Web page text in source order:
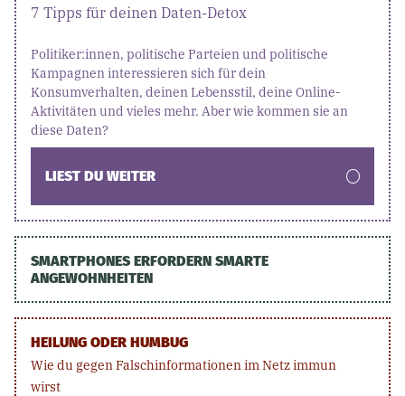
7 Tipps für deinen Daten-Detox
Politiker:innen, politische Parteien und politische
Kampagnen interessieren sich für dein
Konsumverhalten, deinen Lebensstil, deine Online-
Aktivitäten und vieles mehr. Aber wie kommen sie an
diese Daten?
LIEST DU WEITER
SMARTPHONES ERFORDERN SMARTE
ANGEWOHNHEITEN
HEILUNG ODER HUMBUG
Wie du gegen Falschinformationen im Netz immun
wirst